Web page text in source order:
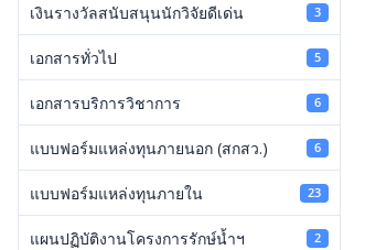
เงินรางวัลสนับสนุนนักวิจัยดีเด่น 3
เอกสารทั่วไป 5
เอกสารบริการวิชาการ 6
แบบฟอร์มแหล่งทุนภายนอก (สกสว.) 6
แบบฟอร์มแหล่งทุนภายใน 23
แผนปฏิบัติงานโครงการรักษ์น้ำฯ 2